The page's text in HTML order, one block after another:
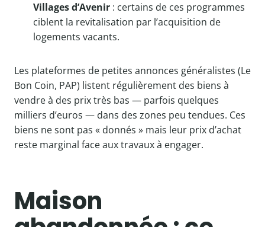
Villages d’Avenir : certains de ces programmes
ciblent la revitalisation par l’acquisition de
logements vacants.
Les plateformes de petites annonces généralistes (Le
Bon Coin, PAP) listent régulièrement des biens à
vendre à des prix très bas — parfois quelques
milliers d’euros — dans des zones peu tendues. Ces
biens ne sont pas « donnés » mais leur prix d’achat
reste marginal face aux travaux à engager.
Maison